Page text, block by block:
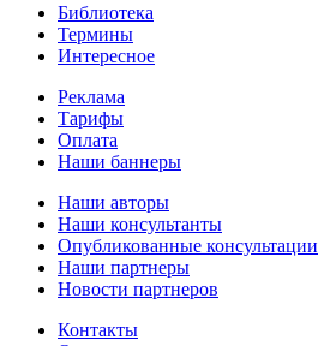
Библиотека
Термины
Интересное
Реклама
Тарифы
Оплата
Наши баннеры
Наши авторы
Наши консультанты
Опубликованные консультации
Наши партнеры
Новости партнеров
Контакты